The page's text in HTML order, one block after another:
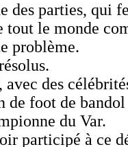
des parties, qui
tout le monde
problème.
des
de foot de bandol
du Var.
participé à ce